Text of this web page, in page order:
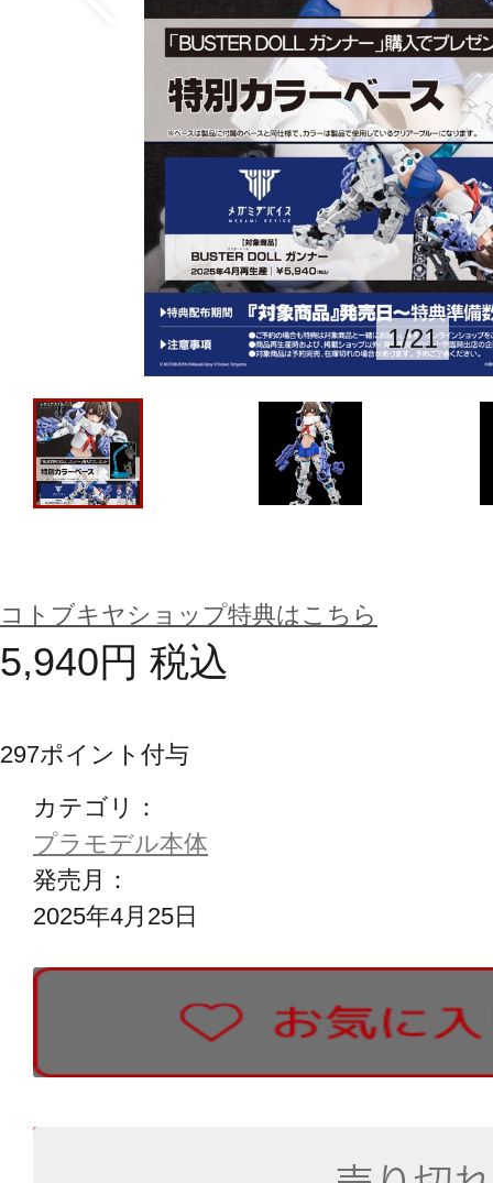
1/21
コトブキヤショップ特典はこちら
5,940円 税込
297ポイント付与
カテゴリ：
プラモデル本体
発売月：
2025年4月25日